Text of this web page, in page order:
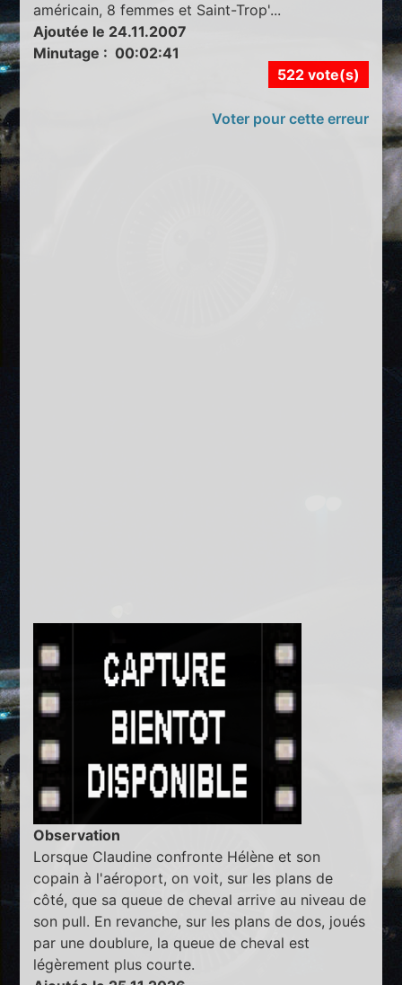
américain, 8 femmes et Saint-Trop'...
Ajoutée le 24.11.2007
Minutage : 00:02:41
522 vote(s)
Voter pour cette erreur
Observation
Lorsque Claudine confronte Hélène et son
copain à l'aéroport, on voit, sur les plans de
côté, que sa queue de cheval arrive au niveau de
son pull. En revanche, sur les plans de dos, joués
par une doublure, la queue de cheval est
légèrement plus courte.